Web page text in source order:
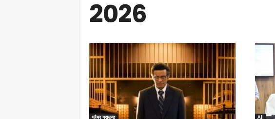
2026
ग्लैमर ग्राउन्ड All